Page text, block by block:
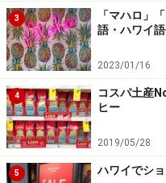
3
「マハロ」
語・ハワイ
2023/01/16
4
コスパ土産
ヒー
2019/05/28
5 ハワイでシ